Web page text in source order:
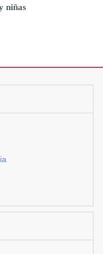
niñas